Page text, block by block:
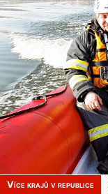
Více krajů v republice